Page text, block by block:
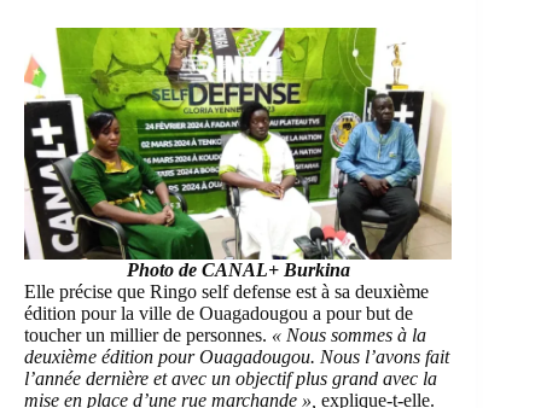
Photo de CANAL+ Burkina
Elle précise que Ringo self defense est à sa deuxième
édition pour la ville de Ouagadougou a pour but de
toucher un millier de personnes. « Nous sommes à la
deuxième édition pour Ouagadougou. Nous l’avons fait
l’année dernière et avec un objectif plus grand avec la
mise en place d’une rue marchande », explique-t-elle.